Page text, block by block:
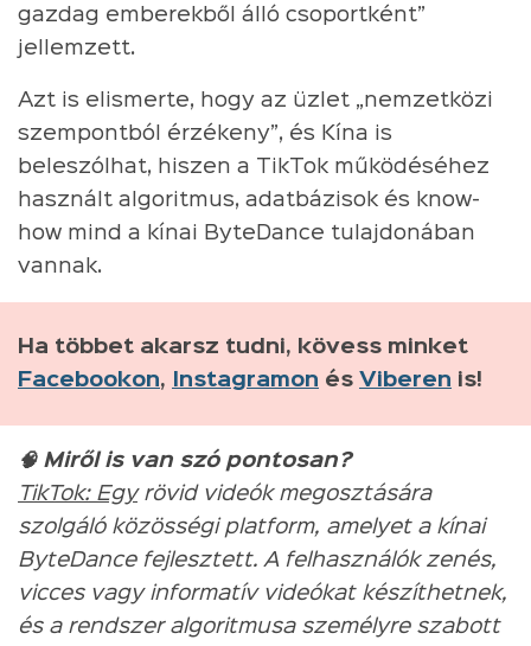
gazdag emberekből álló csoportként”
jellemzett.
Azt is elismerte, hogy az üzlet „nemzetközi
szempontból érzékeny”, és Kína is
beleszólhat, hiszen a TikTok működéséhez
használt algoritmus, adatbázisok és know-
how mind a kínai ByteDance tulajdonában
vannak.
Ha többet akarsz tudni, kövess minket
Facebookon, Instagramon és Viberen is!
🧠 Miről is van szó pontosan?
TikTok: Egyrövid videók megosztására
szolgáló közösségi platform, amelyet a kínai
ByteDance fejlesztett. A felhasználók zenés,
vicces vagy informatív videókat készíthetnek,
és a rendszer algoritmusa személyre szabott